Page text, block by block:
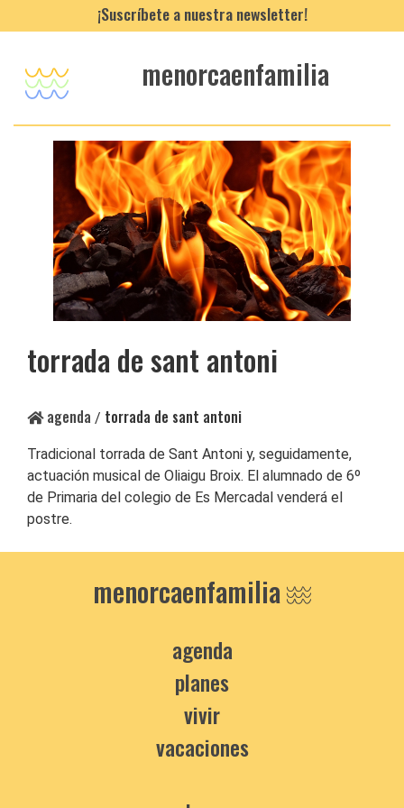
¡Suscríbete a nuestra newsletter!
menorcaenfamilia
torrada de sant antoni
agenda / torrada de sant antoni
Tradicional torrada de Sant Antoni y, seguidamente,
actuación musical de Oliaigu Broix. El alumnado de 6º
de Primaria del colegio de Es Mercadal venderá el
postre.
menorcaenfamilia
agenda
planes
vivir
vacaciones